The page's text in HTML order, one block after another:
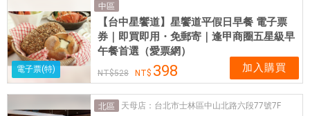
體
網
卡
即
買
電子票(特)
中區
【台中星饗道】星饗道平假日早餐 電子票
券｜即買即用・免郵寄｜逢甲商圈五星級早
午餐首選（愛票網）
528 398 加入購買
北區 天母店：台北市士林區中山北路六段77號7F